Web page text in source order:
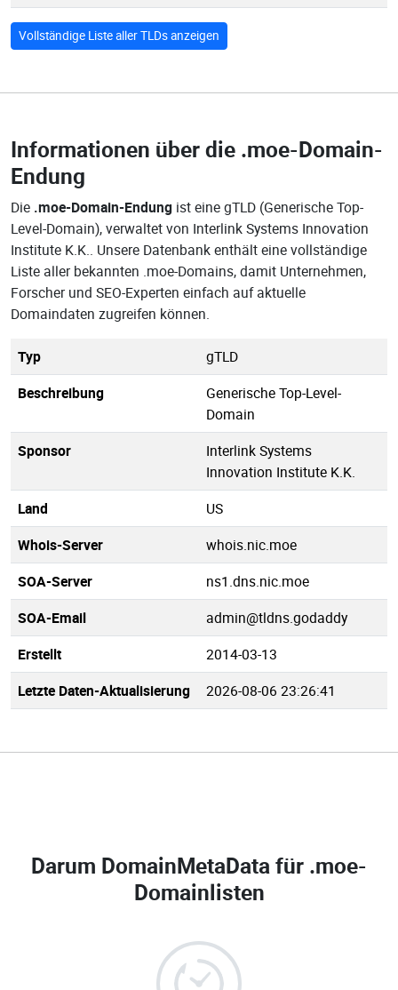
Vollständige Liste aller TLDs anzeigen
Informationen über die .moe-Domain-
Endung
Die .moe-Domain-Endung ist eine gTLD (Generische Top-
Level-Domain), verwaltet von Interlink Systems Innovation
Institute K.K.. Unsere Datenbank enthält eine vollständige
Liste aller bekannten .moe-Domains, damit Unternehmen,
Forscher und SEO-Experten einfach auf aktuelle
Domaindaten zugreifen können.
Typ
gTLD
Beschreibung
Generische Top-Level-
Domain
Sponsor
Interlink Systems
Innovation Institute K.K.
Land
US
Whois-Server
whois.nic.moe
SOA-Server
ns1.dns.nic.moe
SOA-Email
admin@tldns.godaddy
Erstellt
2014-03-13
Letzte Daten-Aktualisierung
2026-08-06 23:26:41
Darum DomainMetaData für .moe-
Domainlisten